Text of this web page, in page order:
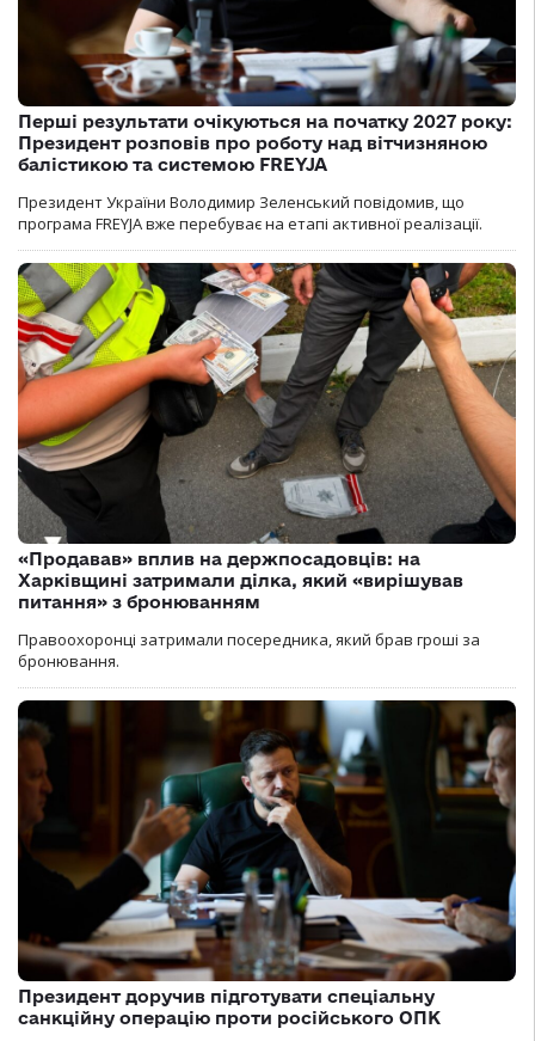
Перші результати очікуються на початку 2027 року:
Президент розповів про роботу над вітчизняною
балістикою та системою FREYJA
Президент України Володимир Зеленський повідомив, що
програма FREYJA вже перебуває на етапі активної реалізації.
«Продавав» вплив на держпосадовців: на
Харківщині затримали ділка, який «вирішував
питання» з бронюванням
Правоохоронці затримали посередника, який брав гроші за
бронювання.
Президент доручив підготувати спеціальну
санкційну операцію проти російського ОПК